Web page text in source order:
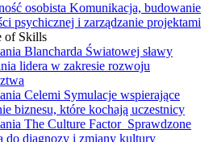
osobista Komunikacja, budowanie
psychicznej i zarządzanie projektami
of Skills
Blancharda Światowej sławy
lidera w zakresie rozwoju
Celemi Symulacje wspierające
biznesu, które kochają uczestnicy
The Culture Factor Sprawdzone
do diagnozy i zmiany kultury